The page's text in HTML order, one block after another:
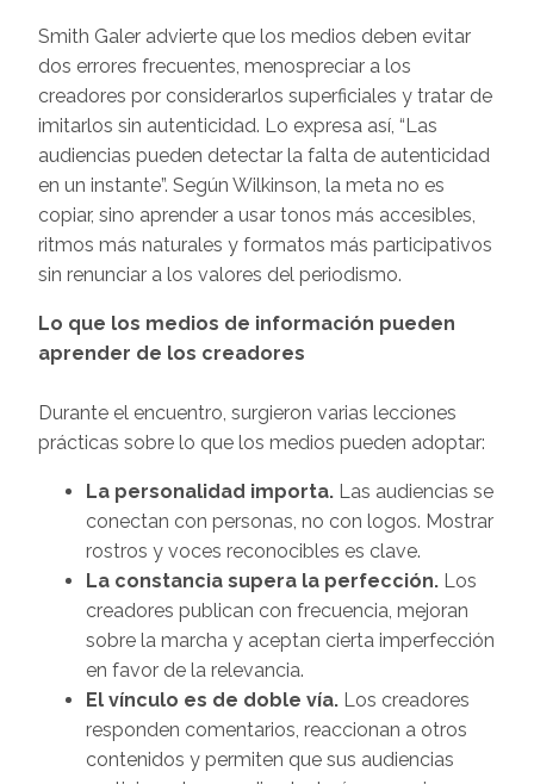
Smith Galer advierte que los medios deben evitar
dos errores frecuentes, menospreciar a los
creadores por considerarlos superficiales y tratar de
imitarlos sin autenticidad. Lo expresa así, “Las
audiencias pueden detectar la falta de autenticidad
en un instante”. Según Wilkinson, la meta no es
copiar, sino aprender a usar tonos más accesibles,
ritmos más naturales y formatos más participativos
sin renunciar a los valores del periodismo.
Lo que los medios de información pueden
aprender de los creadores
Durante el encuentro, surgieron varias lecciones
prácticas sobre lo que los medios pueden adoptar:
La personalidad importa. Las audiencias se
conectan con personas, no con logos. Mostrar
rostros y voces reconocibles es clave.
La constancia supera la perfección. Los
creadores publican con frecuencia, mejoran
sobre la marcha y aceptan cierta imperfección
en favor de la relevancia.
El vínculo es de doble vía. Los creadores
responden comentarios, reaccionan a otros
contenidos y permiten que sus audiencias